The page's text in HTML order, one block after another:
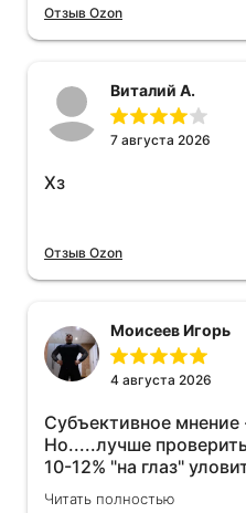
Отзыв Ozon
Виталий А.
7 августа 2026
Хз
Отзыв Ozon
Моисеев Игорь
4 августа 2026
Субъективное мнение
Но.....лучше
10-12% "на глаз"
Покатаюсь, потом
Читать полностью